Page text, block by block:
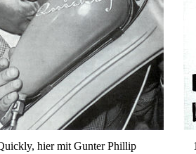
hier mit Gunter Phillip